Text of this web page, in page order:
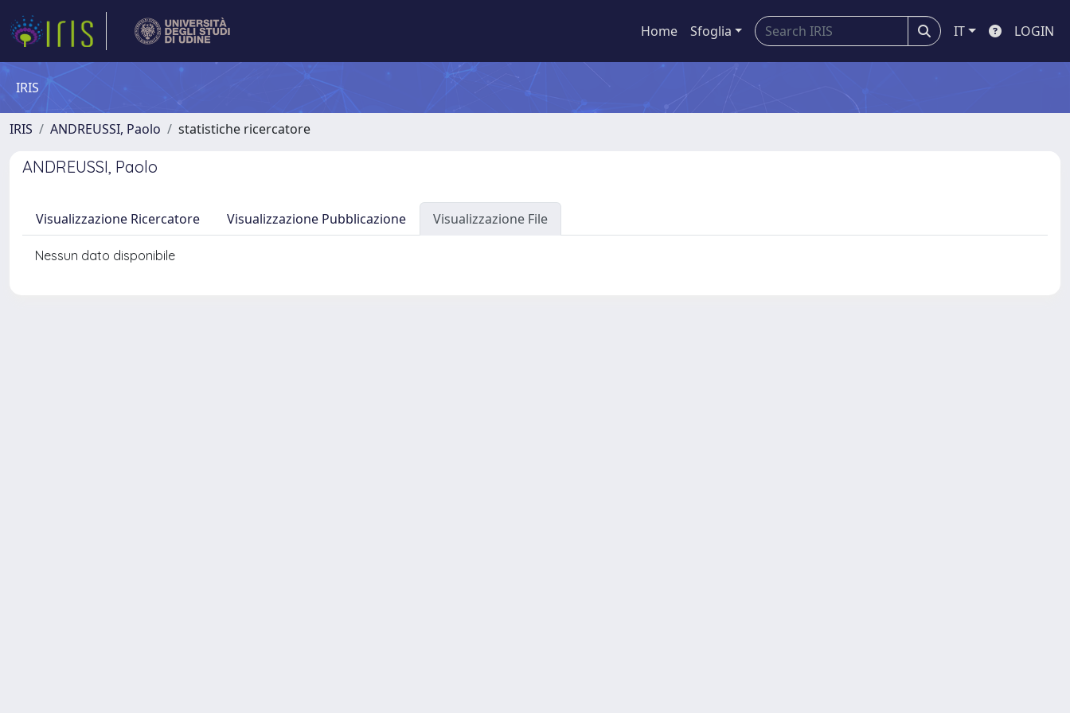
Home Sfoglia IT LOGIN
IRIS
IRIS ANDREUSSI, Paolo statistiche ricercatore
ANDREUSSI, Paolo
Visualizzazione Ricercatore Visualizzazione Pubblicazione Visualizzazione File
Nessun dato disponibile